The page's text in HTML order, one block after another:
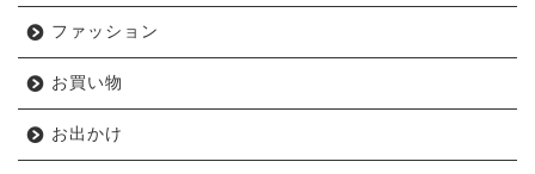
ファッション
お買い物
お出かけ